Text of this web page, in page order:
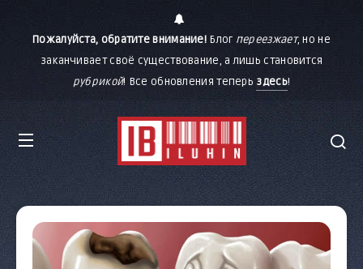
Пожалуйста, обратите внимание! Блог переезжает, но не
заканчивает своё существование, а лишь становится
рубрикой! Все обновления теперь здесь!